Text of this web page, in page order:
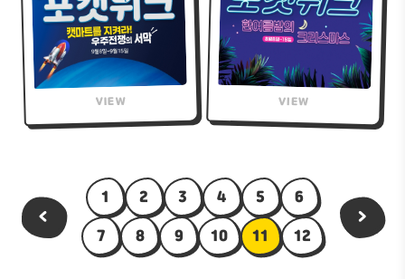
<
1 2 3 4 5
6
7
8 9 10 11 12
>